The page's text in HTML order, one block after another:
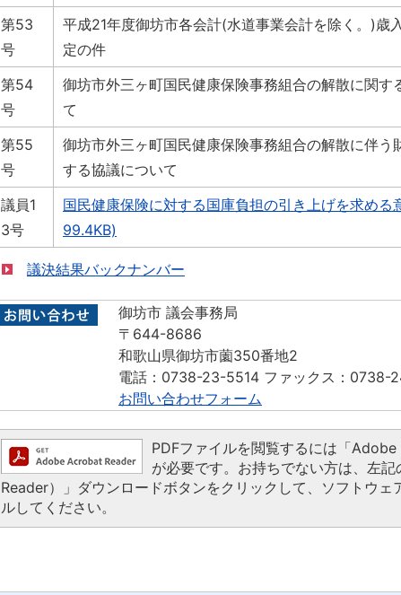
第53
号
平成21年度御坊市各会計(水道事業会計を除く。)歳
定の件
第54
号
御坊市外三ヶ町国民健康保険事務組合の解散に関す
て
第55
号
御坊市外三ヶ町国民健康保険事務組合の解散に伴う
する協議について
議員1
3号
国民健康保険に対する国庫負担の引き上げを求める
99.4KB)
議決結果バックナンバー
御坊市 議会事務局
〒644-8686
和歌山県御坊市薗350番地2
電話：0738-23-5514 ファックス：0738-
お問い合わせフォーム
PDFファイルを閲覧するには「
が必要です。お持ちでない方は、左
Reader）」ダウンロードボタンをクリックして、ソフトウェ
ルしてください。